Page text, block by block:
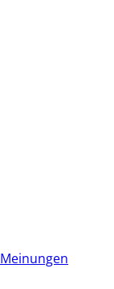
Meinungen